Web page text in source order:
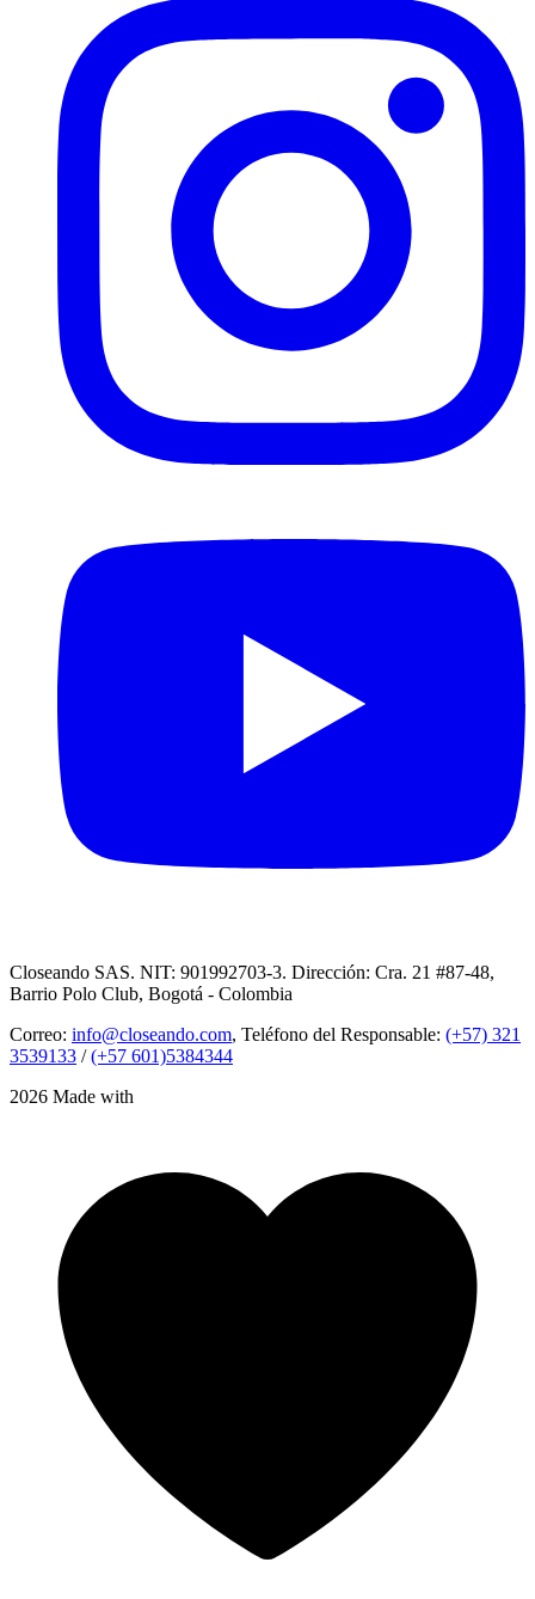
Closeando SAS. NIT: 901992703-3. Dirección: Cra. 21 #87-48,
Barrio Polo Club, Bogotá - Colombia
Correo: info@closeando.com, Teléfono del Responsable: (+57) 321
3539133 /(+57 601)5384344
2026 Made with